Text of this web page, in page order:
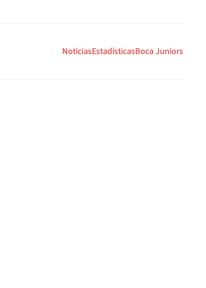
NoticiasEstadísticasBoca Juniors